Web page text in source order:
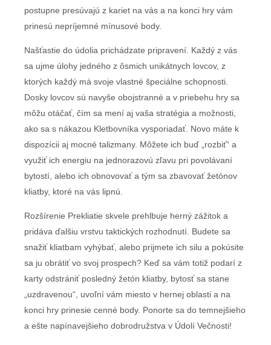
postupne presúvajú z kariet na vás a na konci hry vám
prinesú nepríjemné mínusové body.
Našťastie do údolia prichádzate pripravení. Každý z vás
sa ujme úlohy jedného z ôsmich unikátnych lovcov, z
ktorých každý má svoje vlastné špeciálne schopnosti.
Dosky lovcov sú navyše obojstranné a v priebehu hry sa
môžu otáčať, čím sa mení aj vaša stratégia a možnosti,
ako sa s nákazou Kletbovníka vysporiadať. Novo máte k
dispozícii aj mocné talizmany. Môžete ich buď „rozbiť“ a
využiť ich energiu na jednorazovú zľavu pri povolávaní
bytostí, alebo ich obnovovať a tým sa zbavovať žetónov
kliatby, ktoré na vás lipnú.
Rozšírenie Prekliatie skvele prehlbuje herný zážitok a
pridáva ďalšiu vrstvu taktických rozhodnutí. Budete sa
snažiť kliatbam vyhýbať, alebo prijmete ich silu a pokúsite
sa ju obrátiť vo svoj prospech? Keď sa vám totiž podarí z
karty odstrániť posledný žetón kliatby, bytosť sa stane
„uzdravenou“, uvoľní vám miesto v hernej oblasti a na
konci hry prinesie cenné body. Ponorte sa do temnejšieho
a ešte napínavejšieho dobrodružstva v Údolí Večnosti!